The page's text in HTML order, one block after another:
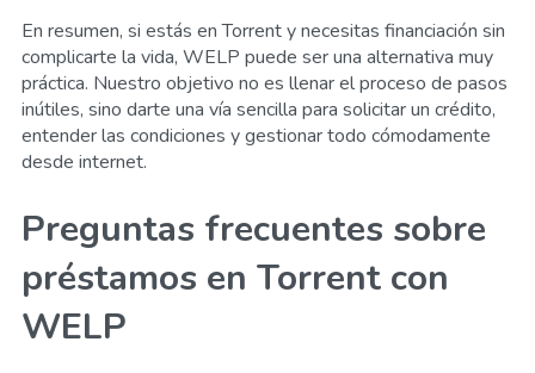
En resumen, si estás en Torrent y necesitas financiación sin
complicarte la vida, WELP puede ser una alternativa muy
práctica. Nuestro objetivo no es llenar el proceso de pasos
inútiles, sino darte una vía sencilla para solicitar un crédito,
entender las condiciones y gestionar todo cómodamente
desde internet.
Preguntas frecuentes sobre
préstamos en Torrent con
WELP